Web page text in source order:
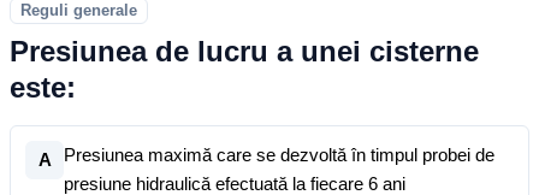
Reguli generale
Presiunea de lucru a unei cisterne
este:
A
Presiunea maximă care se dezvoltă în timpul probei de
presiune hidraulică efectuată la fiecare 6 ani